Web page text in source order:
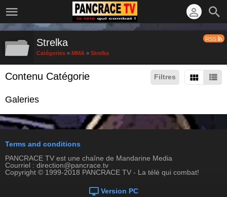
RSS
Strelka
Catégories » MMA » Strelka
Filtres
Contenu Catégorie
Galeries
Terms and conditions
PANCRACE TV est une chaîne de Mandarine Media
Courriel : direction@pancrace.tv
Copyright © 1999-2018 PANCRACE TV - La télé qui combat!
Version PC